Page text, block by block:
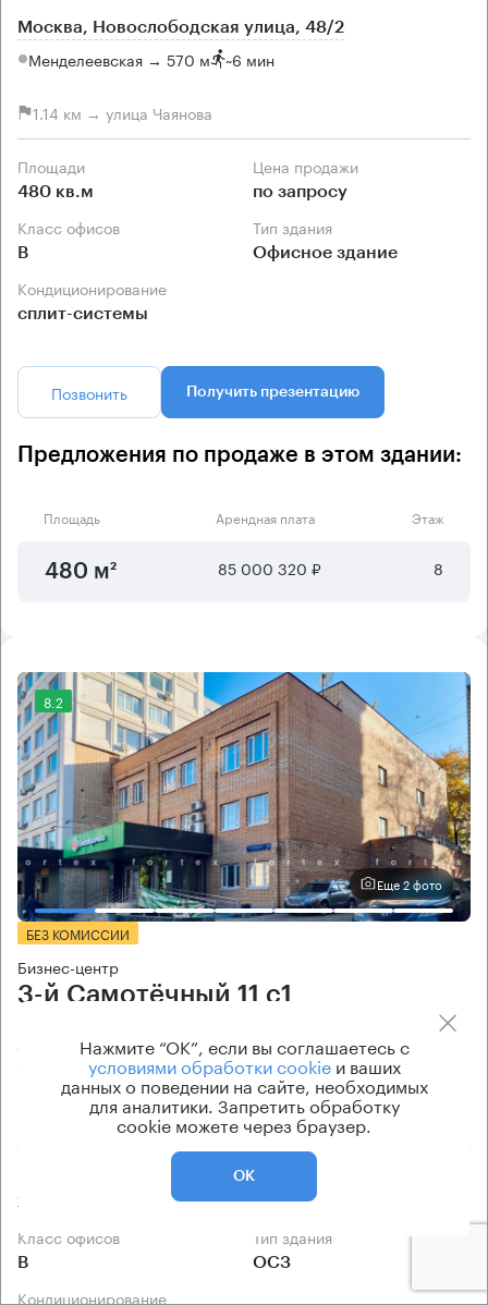
Москва, Новослободская улица, 48/2
Менделеевская → 570 м ~6 мин
1.14 км → улица Чаянова
Площади
480 кв.м
Цена продажи
по запросу
Класс офисов
B
Тип здания
Офисное здание
Кондиционирование
сплит-системы
Позвонить Получить презентацию
Предложения по продаже в этом здании:
Площадь Арендная плата Этаж
480 м² 85 000 320 ₽ 8
8.2
Еще 2 фото
БЕЗ КОМИССИИ
Бизнес-центр
3-й Самотёчный 11 с1
Достоевская → 360 м ~4 мин
1.19 км → улица Чаянова
2400 кв.м по запросу
Класс офисов
B
Тип здания
ОСЗ
Кондиционирование
Нажмите “ОК”, если вы соглашаетесь с
условиями обработки cookieи ваших
данных о поведении на сайте, необходимых
для аналитики. Запретить обработку
cookie можете через браузер.
ОК